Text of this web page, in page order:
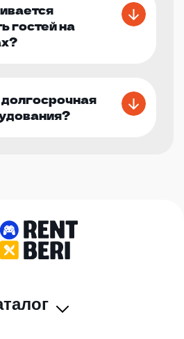
гостей на
долгосрочная